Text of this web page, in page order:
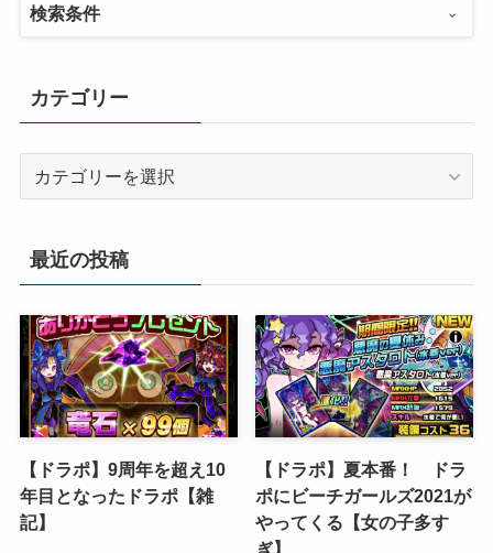
検索条件
カテゴリー
リ
最近の投稿
【ドラポ】9周年を超え10
年目となったドラポ【雑
記】
【ドラポ】夏本番！ ドラ
ポにビーチガールズ2021が
やってくる【女の子多す
ぎ】